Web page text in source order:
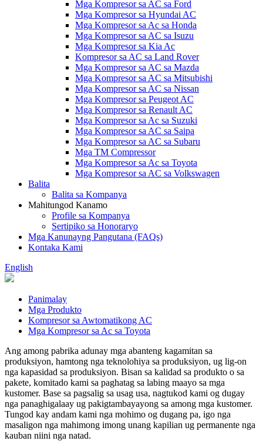
Mga Kompresor sa AC sa Ford
Mga Kompresor sa Hyundai AC
Mga Kompresor sa Ac sa Honda
Mga Kompresor sa AC sa Isuzu
Mga Kompresor sa Kia Ac
Kompresor sa AC sa Land Rover
Mga Kompresor sa AC sa Mazda
Mga Kompresor sa AC sa Mitsubishi
Mga Kompresor sa AC sa Nissan
Mga Kompresor sa Peugeot AC
Mga Kompresor sa Renault AC
Mga Kompresor sa Ac sa Suzuki
Mga Kompresor sa AC sa Saipa
Mga Kompresor sa AC sa Subaru
Mga TM Compressor
Mga Kompresor sa Ac sa Toyota
Mga Kompresor sa AC sa Volkswagen
Balita
Balita sa Kompanya
Mahitungod Kanamo
Profile sa Kompanya
Sertipiko sa Honoraryo
Mga Kanunayng Pangutana (FAQs)
Kontaka Kami
English
Panimalay
Mga Produkto
Kompresor sa Awtomatikong AC
Mga Kompresor sa Ac sa Toyota
Ang among pabrika adunay mga abanteng kagamitan sa
produksiyon, hamtong nga teknolohiya sa produksiyon, ug lig-on
nga kapasidad sa produksiyon. Bisan sa kalidad sa produkto o sa
pakete, komitado kami sa paghatag sa labing maayo sa mga
kustomer. Base sa pagsalig sa usag usa, nagtukod kami og dugay
nga panaghigalaay ug pakigtambayayong sa among mga kustomer.
Tungod kay andam kami nga mohimo og dugang pa, igo nga
masaligon nga mahimong imong unang kapilian ug permanente nga
kauban niini nga natad.